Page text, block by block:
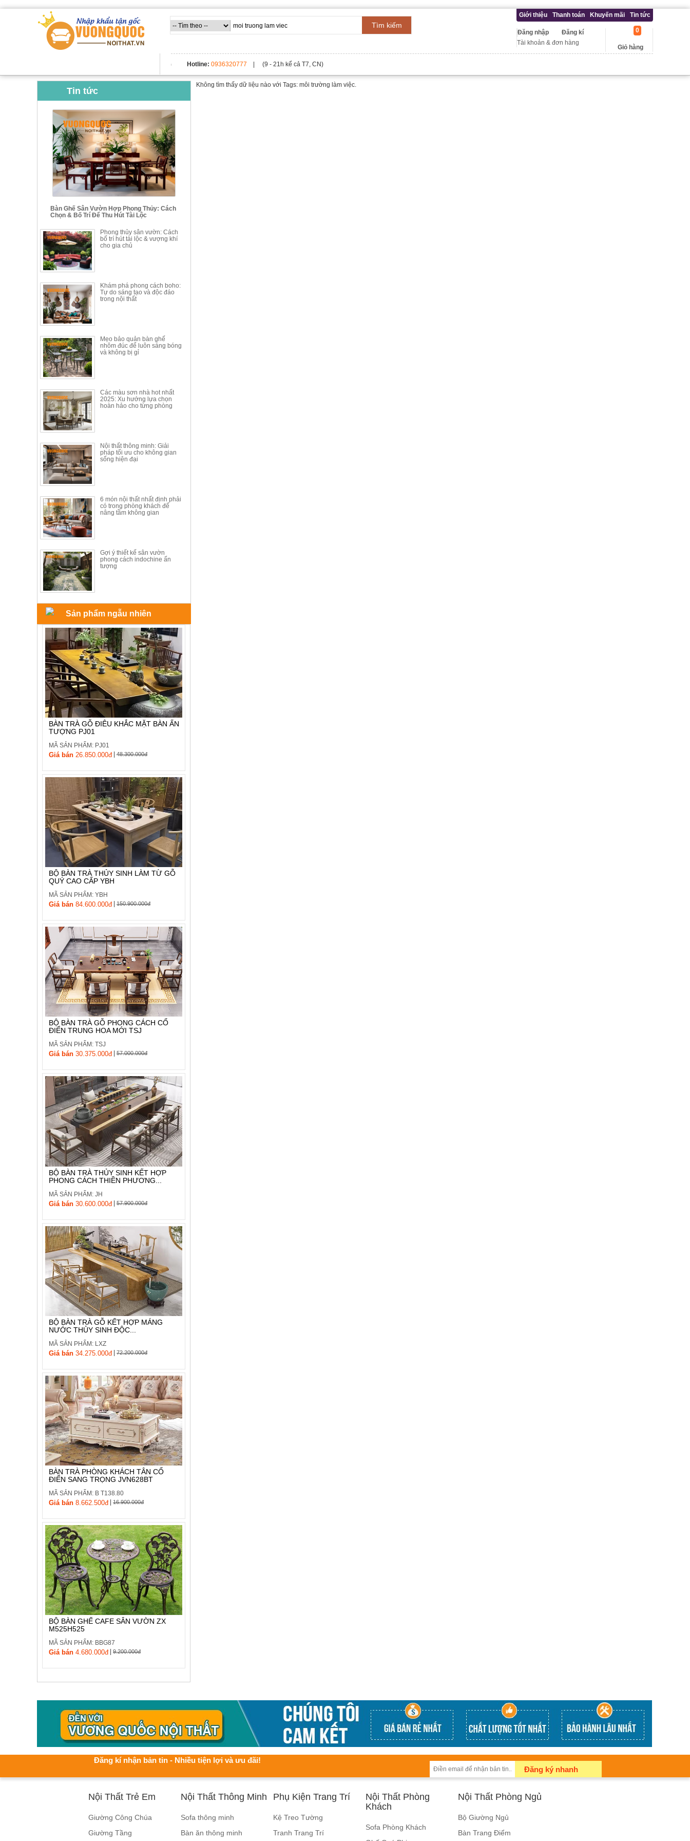
Tìm kiếm
Giới thiệu Thanh toán Khuyến mãi Tin tức
Đăng kí
Đăng nhập
Tài khoản & đơn hàng
Giỏ hàng
0
Hotline: 0936320777 | (9 - 21h kể cả T7, CN)
Tin tức
Bàn Ghế Sân Vườn Hợp Phong Thủy: Cách
Chọn & Bố Trí Để Thu Hút Tài Lộc
Phong thủy sân vườn: Cách
bố trí hút tài lộc & vượng khí
cho gia chủ
Khám phá phong cách boho:
Tự do sáng tạo và độc đáo
trong nội thất
Mẹo bảo quản bàn ghế
nhôm đúc để luôn sáng bóng
và không bị gỉ
Các màu sơn nhà hot nhất
2025: Xu hướng lựa chọn
hoàn hảo cho từng phòng
Nội thất thông minh: Giải
pháp tối ưu cho không gian
sống hiện đại
6 món nội thất nhất định phải
có trong phòng khách để
nâng tầm không gian
Gợi ý thiết kế sân vườn
phong cách indochine ấn
tượng
Sản phẩm ngẫu nhiên
BÀN TRÀ GỖ ĐIÊU KHẮC MẶT BÀN ẤN
TƯỢNG PJ01
MÃ SẢN PHẨM: PJ01
Giá bán 26.850.000đ| 48.300.000đ
BỘ BÀN TRÀ THỦY SINH LÀM TỪ GỖ
QUÝ CAO CẤP YBH
MÃ SẢN PHẨM: YBH
Giá bán 84.600.000đ| 150.900.000đ
BỘ BÀN TRÀ GỖ PHONG CÁCH CỔ
ĐIỂN TRUNG HOA MỚI TSJ
MÃ SẢN PHẨM: TSJ
Giá bán 30.375.000đ| 57.000.000đ
BỘ BÀN TRÀ THỦY SINH KẾT HỢP
PHONG CÁCH THIỀN PHƯƠNG...
MÃ SẢN PHẨM: JH
Giá bán 30.600.000đ| 57.900.000đ
BỘ BÀN TRÀ GỖ KẾT HỢP MÁNG
NƯỚC THỦY SINH ĐỘC...
MÃ SẢN PHẨM: LXZ
Giá bán 34.275.000đ| 72.200.000đ
BÀN TRÀ PHÒNG KHÁCH TÂN CỔ
ĐIỂN SANG TRỌNG JVN628BT
MÃ SẢN PHẨM: B T138.80
Giá bán 8.662.500đ| 16.900.000đ
BỘ BÀN GHẾ CAFE SÂN VƯỜN ZX
M525H525
MÃ SẢN PHẨM: BBG87
Giá bán 4.680.000đ| 9.200.000đ
Không tìm thấy dữ liệu nào với Tags: môi trường làm việc.
Đăng kí nhận bản tin - Nhiều tiện lợi và ưu đãi!
Đăng ký nhanh
Nội Thất Trẻ Em
Giường Công Chúa
Giường Tầng
Nội Thất Thông Minh
Sofa thông minh
Bàn ăn thông minh
Phụ Kiện Trang Trí
Kệ Treo Tường
Tranh Trang Trí
Nội Thất Phòng
Khách
Sofa Phòng Khách
Nội Thất Phòng Ngủ
Bộ Giường Ngủ
Bàn Trang Điểm